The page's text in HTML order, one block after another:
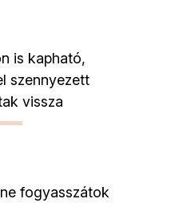
is kapható,
szennyezett
vissza
fogyasszátok